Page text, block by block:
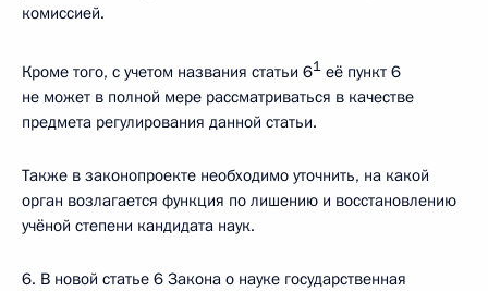
комиссией.
Кроме того, с учетом названия статьи 61 её пункт 6
не может в полной мере рассматриваться в качестве
предмета регулирования данной статьи.
Также в законопроекте необходимо уточнить, на какой
орган возлагается функция по лишению и восстановлению
учёной степени кандидата наук.
6. В новой статье 6 Закона о науке государственная